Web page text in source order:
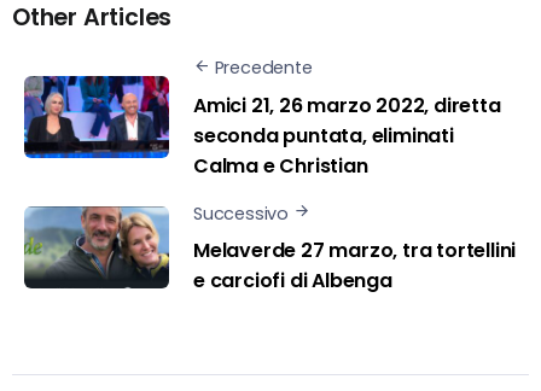
Other Articles
Precedente
Amici 21, 26 marzo 2022, diretta
seconda puntata, eliminati
Calma e Christian
Successivo
Melaverde 27 marzo, tra tortellini
e carciofi di Albenga